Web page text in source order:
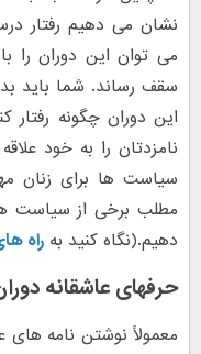
نشان می دهیم رفتار
می توان این دوران را
سقف رساند. شما باید
این دوران چگونه
نامزدتان را به خود
سیاست ها برای زنان
مطلب برخی از سیاست
دهیم.(نگاه کنید به راه
حرفهای عاشقانه
معمولاً نوشتن نامه های